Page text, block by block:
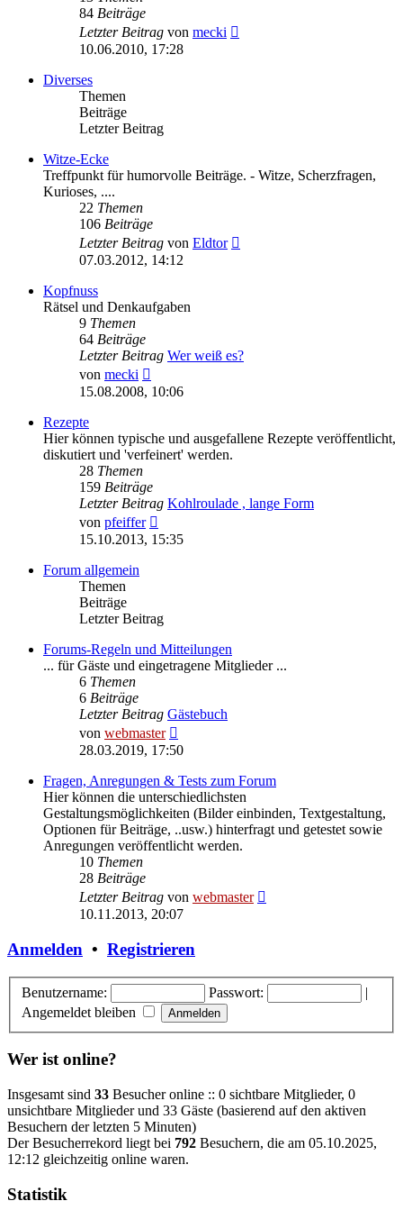
84 Beiträge
Letzter Beitrag von mecki
10.06.2010, 17:28
Diverses
Themen
Beiträge
Letzter Beitrag
Witze-Ecke
Treffpunkt für humorvolle Beiträge. - Witze, Scherzfragen,
Kurioses, ....
22 Themen
106 Beiträge
Letzter Beitrag von Eldtor
07.03.2012, 14:12
Kopfnuss
Rätsel und Denkaufgaben
9 Themen
64 Beiträge
Letzter Beitrag Wer weiß es?
von mecki
Beitrag
15.08.2008, 10:06
Rezepte
Hier können typische und ausgefallene Rezepte veröffentlicht,
diskutiert und 'verfeinert' werden.
28 Themen
159 Beiträge
Letzter Beitrag Kohlroulade , lange Form
von pfeiffer
Beitrag
15.10.2013, 15:35
Forum allgemein
Themen
Beiträge
Letzter Beitrag
Forums-Regeln und Mitteilungen
... für Gäste und eingetragene Mitglieder ...
6 Themen
6 Beiträge
Letzter Beitrag Gästebuch
von webmaster
Beitrag
28.03.2019, 17:50
Fragen, Anregungen & Tests zum Forum
Hier können die unterschiedlichsten
Gestaltungsmöglichkeiten (Bilder einbinden, Textgestaltung,
Optionen für Beiträge, ..usw.) hinterfragt und getestet sowie
Anregungen veröffentlicht werden.
10 Themen
28 Beiträge
Letzter Beitrag von webmaster
10.11.2013, 20:07
Anmelden • Registrieren
Benutzername: Passwort:
|
Angemeldet bleiben
Wer ist online?
Insgesamt sind 33 Besucher online :: 0 sichtbare Mitglieder, 0
unsichtbare Mitglieder und 33 Gäste (basierend auf den aktiven
Besuchern der letzten 5 Minuten)
Der Besucherrekord liegt bei 792 Besuchern, die am 05.10.2025,
12:12 gleichzeitig online waren.
Statistik